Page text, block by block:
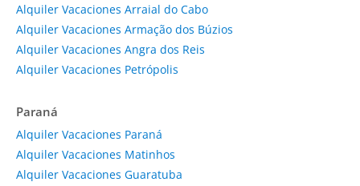
Alquiler Vacaciones Arraial do Cabo
Alquiler Vacaciones Armação dos Búzios
Alquiler Vacaciones Angra dos Reis
Alquiler Vacaciones Petrópolis
Paraná
Alquiler Vacaciones Paraná
Alquiler Vacaciones Matinhos
Alquiler Vacaciones Guaratuba